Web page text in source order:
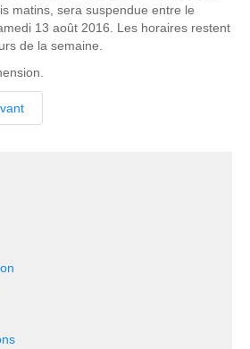
matins, sera suspendue entre le
13 août 2016. Les horaires restent
de la semaine.